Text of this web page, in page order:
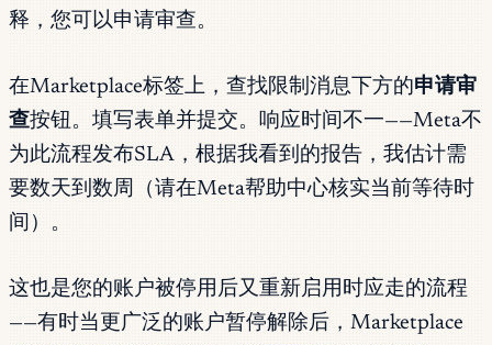
释，您可以申请审查。
在Marketplace标签上，查找限制消息下方的申请审
查按钮。填写表单并提交。响应时间不一——Meta不
为此流程发布SLA，根据我看到的报告，我估计需
要数天到数周（请在Meta帮助中心核实当前等待时
间）。
这也是您的账户被停用后又重新启用时应走的流程
——有时当更广泛的账户暂停解除后，Marketplace